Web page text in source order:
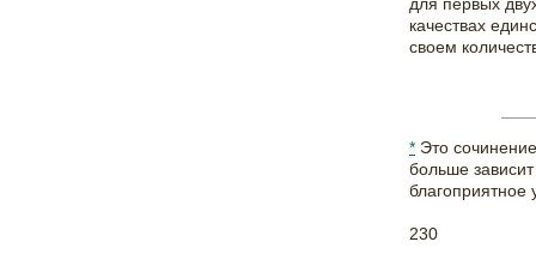
качествах
своем
* Это
больше
230